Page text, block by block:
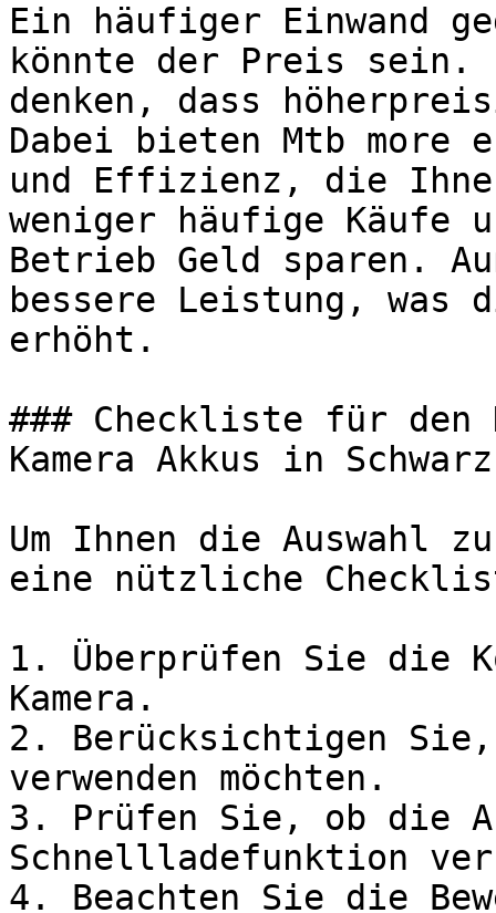
Ein häufiger Einwand
könnte der Preis sein.
denken, dass
Dabei bieten Mtb more
und Effizienz, die
weniger häufige Käufe
Betrieb Geld sparen.
bessere Leistung, was
erhöht.
### Checkliste für den
Kamera Akkus in Schwarz
Um Ihnen die Auswahl
eine nützliche
1. Überprüfen Sie die
Kamera.
2. Berücksichtigen
verwenden möchten.
3. Prüfen Sie, ob die
Schnellladefunktion
4. Beachten Sie die